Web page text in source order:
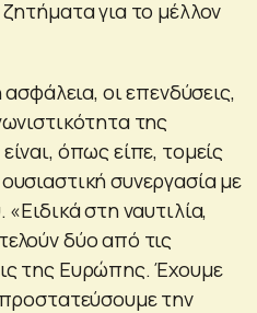
για το μέλλον
οι επενδύσεις,
της
όπως είπε, τομείς
συνεργασία με
στη ναυτιλία,
δύο από τις
της Ευρώπης. Έχουμε
την